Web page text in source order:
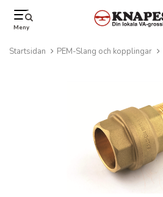
Meny
Startsidan PEM-Slang och kopplingar